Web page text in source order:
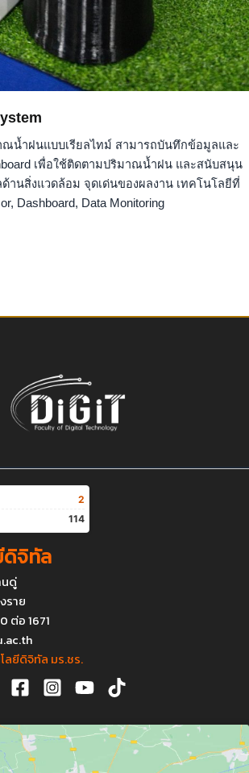
ณน้ำฝนแบบเรียลไทม์ สามารถบันทึกข้อมูลและ
เพื่อใช้ติดตามปริมาณน้ำฝน และสนับสนุน
านสิ่งแวดล้อม จุดเด่นของผลงาน เทคโนโลยีที่
Dashboard, Data Monitoring
2
114
ดิจิทัล
นดู่
ราย
ต่อ 1671
ลยีดิจิทัล มร.ชร.